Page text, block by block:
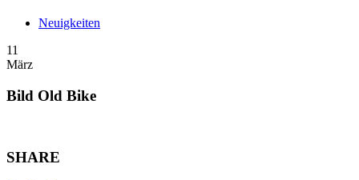
Neuigkeiten
11
März
Bild Old Bike
SHARE